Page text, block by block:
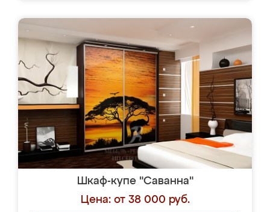
Шкаф-купе "Саванна"
Цена: от 38 000 руб.